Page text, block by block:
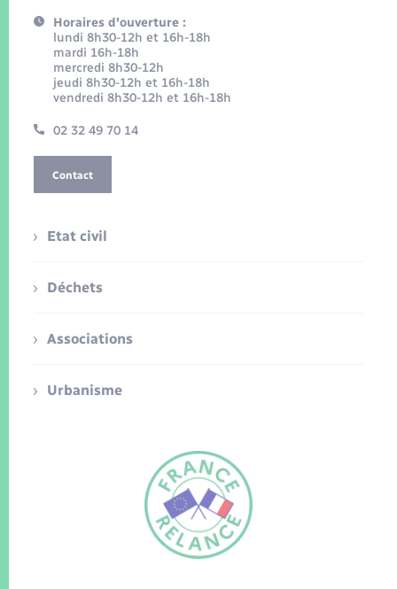
Horaires d'ouverture :
lundi 8h30-12h et 16h-18h
mardi 16h-18h
mercredi 8h30-12h
jeudi 8h30-12h et 16h-18h
vendredi 8h30-12h et 16h-18h
02 32 49 70 14
Contact
Etat civil
Déchets
Associations
Urbanisme